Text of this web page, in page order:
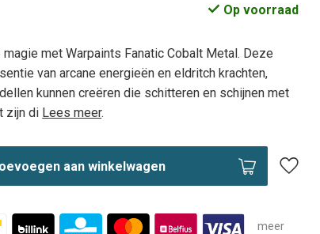
Op voorraad
magie met Warpaints Fanatic Cobalt Metal. Deze
van arcane energieën en eldritch krachten,
kunnen creëren die schitteren en schijnen met
zijn di Lees meer.
aan winkelwagen
meer